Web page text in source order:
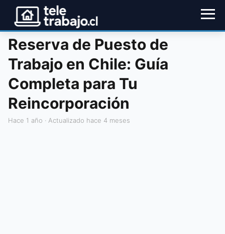
Reserva de Puesto de
Trabajo en Chile: Guía
Completa para Tu
Reincorporación
hace 1 año · Actualizado hace 4 meses